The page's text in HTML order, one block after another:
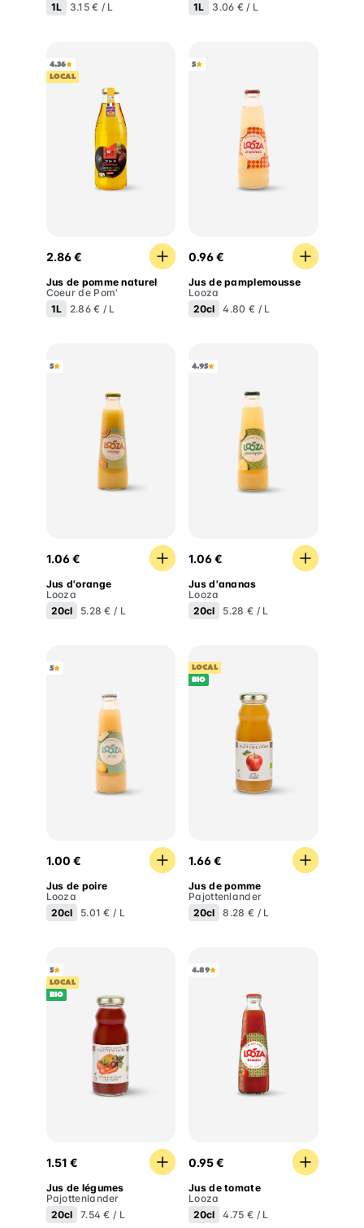
1L 3.15 € / L 1L 3.06 € / L
4.36
LOCAL
Jus de pomme naturel
2.86 €
Jus de pomme naturel
Coeur de Pom'
1L
2.86 € / L
5
Jus de pamplemousse
0.96 €
Jus de pamplemousse
Looza
20cl
4.80 € / L
5
1.06 €
Jus d'orange
Looza
20cl
5.28 € / L
4.95
1.06 €
Jus d'ananas
Looza
20cl
5.28 € / L
5
1.00 €
Jus de poire
Looza
20cl
5.01 € / L
LOCAL
BIO
1.66 €
Jus de pomme
Pajottenlander
20cl
8.28 € / L
5
LOCAL
BIO
1.51 €
Jus de légumes
Pajottenlander
20cl
7.54 € / L
4.89
0.95 €
Jus de tomate
Looza
20cl
4.75 € / L